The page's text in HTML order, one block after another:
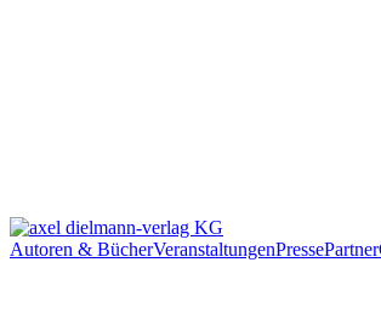
Autoren & BücherVeranstaltungenPressePartner